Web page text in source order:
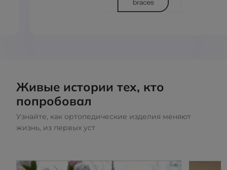
Живые истории тех, кто
попробовал
Узнайте, как ортопедические изделия меняют
жизнь, из первых уст